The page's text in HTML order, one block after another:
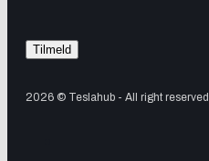
2026 © Teslahub - All right reserved.